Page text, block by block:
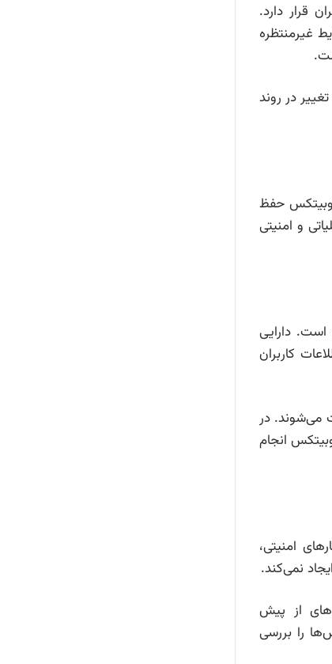
قرار دارد.
غیرمنتظره
در روند
حفظ
و امنیتی
دارایی
کاربران
می‌شوند. در
انجام
امنیتی،
نمی‌کند.
از پیش
را بررسی